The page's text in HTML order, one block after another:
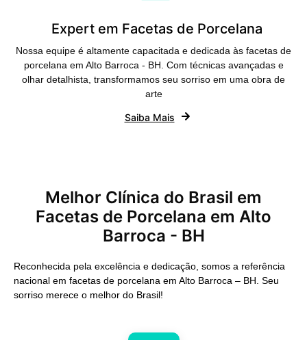
Expert em Facetas de Porcelana
Nossa equipe é altamente capacitada e dedicada às facetas de
porcelana em Alto Barroca - BH. Com técnicas avançadas e
olhar detalhista, transformamos seu sorriso em uma obra de
arte
Saiba Mais
Melhor Clínica do Brasil em
Facetas de Porcelana em Alto
Barroca - BH
Reconhecida pela excelência e dedicação, somos a referência
nacional em facetas de porcelana em Alto Barroca – BH. Seu
sorriso merece o melhor do Brasil!